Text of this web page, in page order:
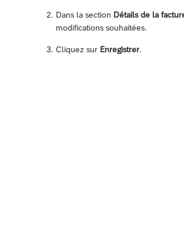
Dans la section Détails de la
modifications souhaitées.
Cliquez sur Enregistrer.